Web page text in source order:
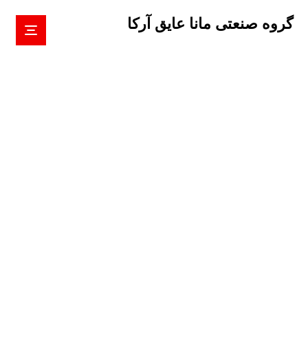
گروه صنعتی مانا عایق آرکا